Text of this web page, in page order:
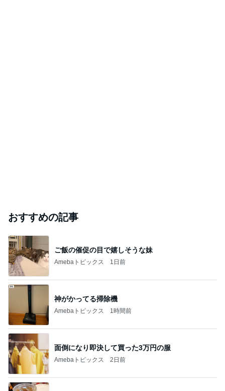
おすすめの記事
ご飯の催促の目で嬉しそうな妹
Amebaトピックス 1日前
神がかってる掃除機
Amebaトピックス 1時間前
面倒になり即決して買った3万円の服
Amebaトピックス 2日前